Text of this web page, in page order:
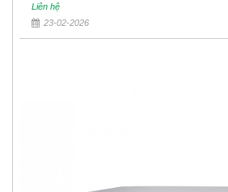
EX4400
Liên hệ
23-02-2026